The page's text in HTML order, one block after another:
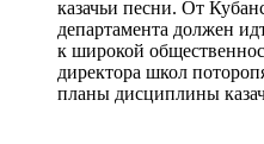
казачьи песни. От
департамента должен
к широкой
директора школ
планы дисциплины